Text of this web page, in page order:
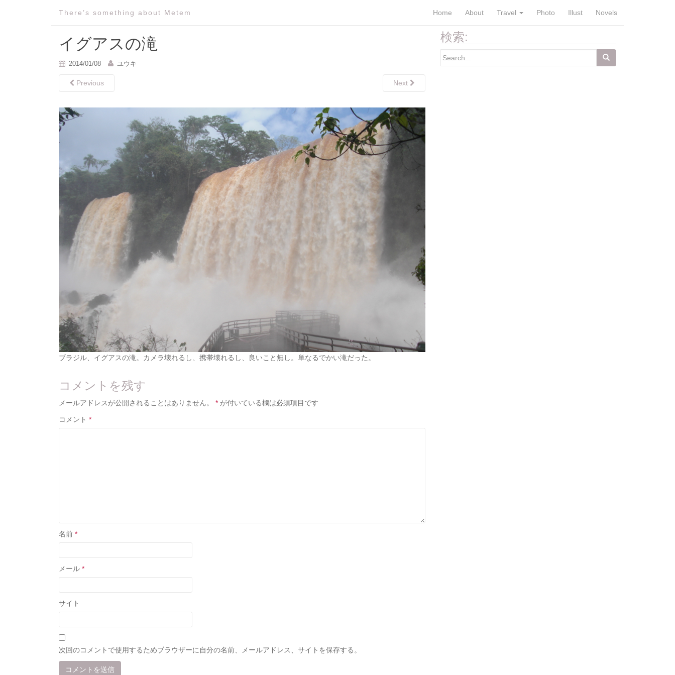
There’s something about Metem Home About Travel Photo Illust Novels
イグアスの滝
2014/01/08 ユウキ
Previous Next
ブラジル、イグアスの滝。カメラ壊れるし、携帯壊れるし、良いこと無し。単なるでかい滝だった。
コメントを残す
メールアドレスが公開されることはありません。 * が付いている欄は必須項目です
コメント *
名前 *
メール *
サイト
次回のコメントで使用するためブラウザーに自分の名前、メールアドレス、サイトを保存する。
検索:
Search